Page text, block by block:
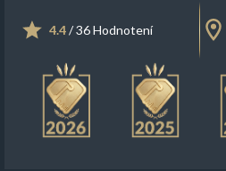
4.4/ 36 Hodnotení